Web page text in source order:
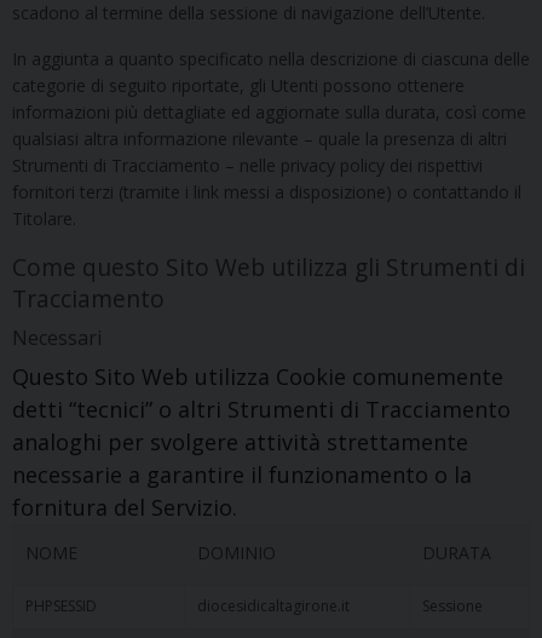
scadono al termine della sessione di navigazione dell’Utente.
In aggiunta a quanto specificato nella descrizione di ciascuna delle
categorie di seguito riportate, gli Utenti possono ottenere
informazioni più dettagliate ed aggiornate sulla durata, così come
qualsiasi altra informazione rilevante – quale la presenza di altri
Strumenti di Tracciamento – nelle privacy policy dei rispettivi
fornitori terzi (tramite i link messi a disposizione) o contattando il
Titolare.
Come questo Sito Web utilizza gli Strumenti di
Tracciamento
Necessari
Questo Sito Web utilizza Cookie comunemente
detti “tecnici” o altri Strumenti di Tracciamento
analoghi per svolgere attività strettamente
necessarie a garantire il funzionamento o la
fornitura del Servizio.
NOME DOMINIO DURATA
PHPSESSID diocesidicaltagirone.it Sessione